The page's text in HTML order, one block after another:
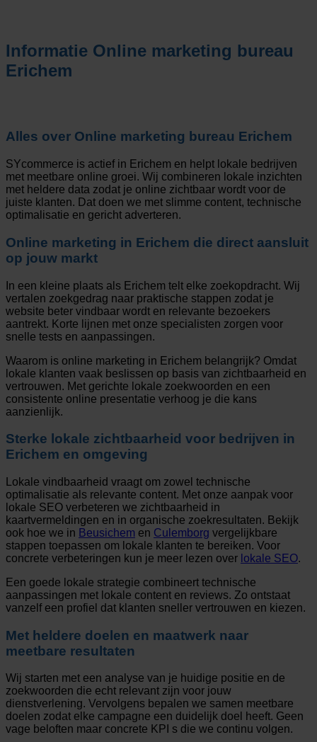
Informatie Online marketing bureau
Erichem
Alles over Online marketing bureau Erichem
SYcommerce is actief in Erichem en helpt lokale bedrijven
met meetbare online groei. Wij combineren lokale inzichten
met heldere data zodat je online zichtbaar wordt voor de
juiste klanten. Dat doen we met slimme content, technische
optimalisatie en gericht adverteren.
Online marketing in Erichem die direct aansluit
op jouw markt
In een kleine plaats als Erichem telt elke zoekopdracht. Wij
vertalen zoekgedrag naar praktische stappen zodat je
website beter vindbaar wordt en relevante bezoekers
aantrekt. Korte lijnen met onze specialisten zorgen voor
snelle tests en aanpassingen.
Waarom is online marketing in Erichem belangrijk? Omdat
lokale klanten vaak beslissen op basis van zichtbaarheid en
vertrouwen. Met gerichte lokale zoekwoorden en een
consistente online presentatie verhoog je die kans
aanzienlijk.
Sterke lokale zichtbaarheid voor bedrijven in
Erichem en omgeving
Lokale vindbaarheid vraagt om zowel technische
optimalisatie als relevante content. Met onze aanpak voor
lokale SEO verbeteren we zichtbaarheid in
kaartvermeldingen en in organische zoekresultaten. Bekijk
ook hoe we in Beusichem en Culemborg vergelijkbare
stappen toepassen om lokale klanten te bereiken. Voor
concrete verbeteringen kun je meer lezen over lokale SEO.
Een goede lokale strategie combineert technische
aanpassingen met lokale content en reviews. Zo ontstaat
vanzelf een profiel dat klanten sneller vertrouwen en kiezen.
Met heldere doelen en maatwerk naar
meetbare resultaten
Wij starten met een analyse van je huidige positie en de
zoekwoorden die echt relevant zijn voor jouw
dienstverlening. Vervolgens bepalen we samen meetbare
doelen zodat elke campagne een duidelijk doel heeft. Geen
vage beloften maar concrete KPI s die we continu volgen.